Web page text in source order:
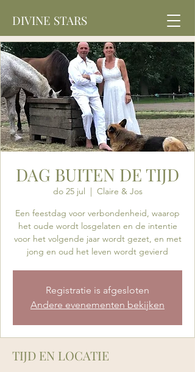
DIVINE STARS
DAG BUITEN DE TIJD
do 25 jul
  |
Claire & Jos
Een feestdag voor verbondenheid, waarop
het oude wordt losgelaten en de intentie
voor het volgende jaar wordt gezet, en met
jong en oud het leven wordt gevierd
Registratie is afgesloten
Andere evenementen bekijken
TIJD EN LOCATIE